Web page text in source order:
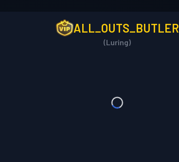
ALL_OUTS_BUTLER
(Luring)